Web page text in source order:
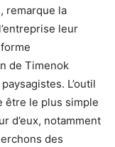
remarque la
leur
de Timenok
L’outil
être le plus simple
d’eux, notamment
des